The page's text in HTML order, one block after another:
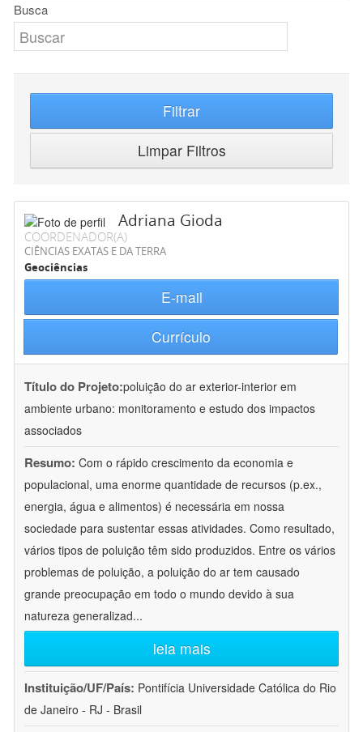
Busca
Filtrar
Limpar Filtros
Adriana Gioda
COORDENADOR(A)
CIÊNCIAS EXATAS E DA TERRA
Geociências
E-mail
Currículo
Título do Projeto:poluição do ar exterior-interior em
ambiente urbano: monitoramento e estudo dos impactos
associados
Resumo: Com o rápido crescimento da economia e
populacional, uma enorme quantidade de recursos (p.ex.,
energia, água e alimentos) é necessária em nossa
sociedade para sustentar essas atividades. Como resultado,
vários tipos de poluição têm sido produzidos. Entre os vários
problemas de poluição, a poluição do ar tem causado
grande preocupação em todo o mundo devido à sua
natureza generalizad...
leia mais
Instituição/UF/País: Pontifícia Universidade Católica do Rio
de Janeiro - RJ - Brasil